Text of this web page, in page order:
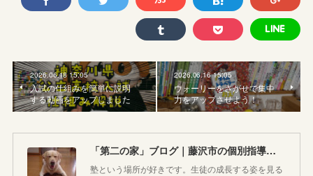
2026.06.18 15:05
入試の仕組みを簡単に説明
する動画をアップしました
2026.06.16 15:05
ウォーリーをさがせで集中
力をアップさせよう！
「第二の家」ブログ｜藤沢市の個別指導塾のお話
塾という場所が好きです。生徒の成長する姿を見る